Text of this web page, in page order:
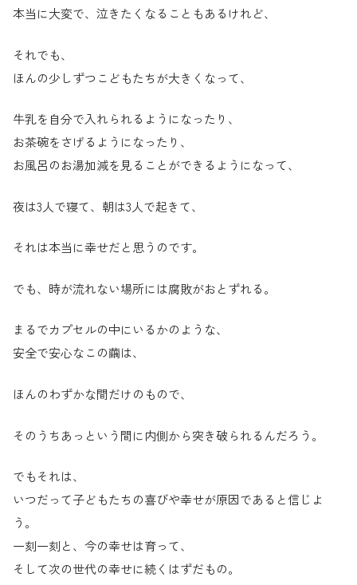
本当に大変で、泣きたくなることもあるけれど、
それでも、
ほんの少しずつこどもたちが大きくなって、
牛乳を自分で入れられるようになったり、
お茶碗をさげるようになったり、
お風呂のお湯加減を見ることができるようになって、
夜は3人で寝て、朝は3人で起きて、
それは本当に幸せだと思うのです。
でも、時が流れない場所には腐敗がおとずれる。
まるでカプセルの中にいるかのような、
安全で安心なこの繭は、
ほんのわずかな間だけのもので、
そのうちあっという間に内側から突き破られるんだろう。
でもそれは、
いつだって子どもたちの喜びや幸せが原因であると信じよ
う。
一刻一刻と、今の幸せは育って、
そして次の世代の幸せに続くはずだもの。